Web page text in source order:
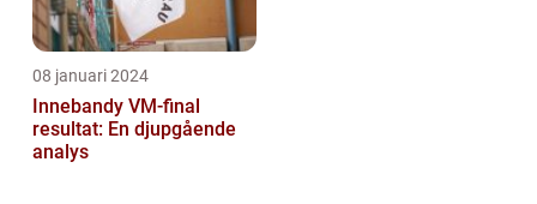
08 januari 2024
Innebandy VM-final
resultat: En djupgående
analys